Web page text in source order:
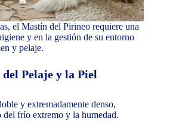
el Mastín del Pirineo requiere una
y en la gestión de su entorno
y pelaje.
Pelaje y la Piel
y extremadamente denso,
del frío extremo y la humedad.